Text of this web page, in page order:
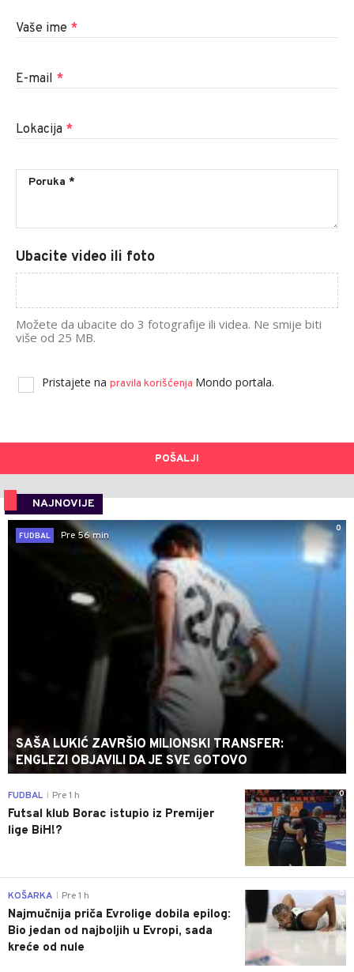
Vaše ime *
E-mail *
Lokacija *
Ubacite video ili foto
Možete da ubacite do 3 fotografije ili videa. Ne smije biti
više od 25 MB.
Pristajete na pravila korišćenja Mondo portala.
POŠALJI
NAJNOVIJE
0
FUDBAL
Pre 56 min
SAŠA LUKIĆ ZAVRŠIO MILIONSKI TRANSFER:
ENGLEZI OBJAVILI DA JE SVE GOTOVO
0
FUDBAL Pre 1 h
Futsal klub Borac istupio iz Premijer
lige BiH!?
0
KOŠARKA Pre 1 h
Najmučnija priča Evrolige dobila epilog:
Bio jedan od najboljih u Evropi, sada
kreće od nule